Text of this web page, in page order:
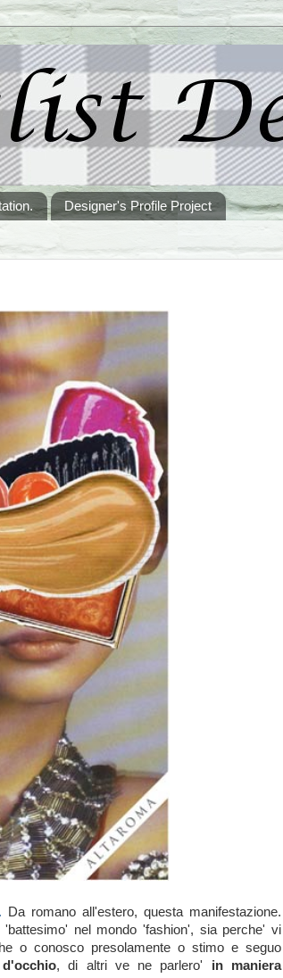
Designer's Profile Project
. Da romano all'estero, questa manifestazione.
nel mondo 'fashion', sia perche' vi
o conosco presolamente o stimo e seguo
, di altri ve ne parlero' in maniera